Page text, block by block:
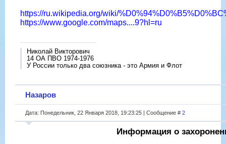
https://ru.wikipedia.org/wiki/
https://www.google.com/maps....9?hl=ru
Николай Викторович
14 ОА ПВО 1974-1976
У России только два союзника - это Армия и Флот
Назаров
Дата: Понедельник, 22 Января 2018, 19:23:25 | Сообщение # 2
Информация о